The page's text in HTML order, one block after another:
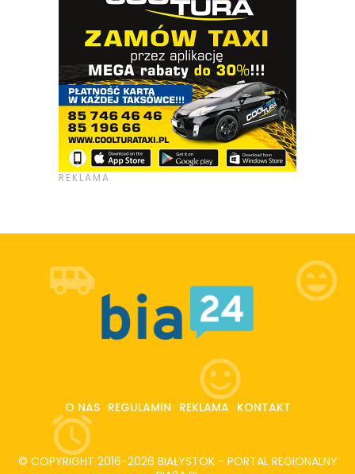
O NAS REGULAMIN REKLAMA KONTAKT
© COPYRIGHT 2016-2026 BIAŁYSTOK - PORTAL REGIONALNY